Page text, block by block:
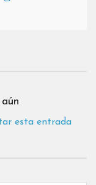
esta entrada